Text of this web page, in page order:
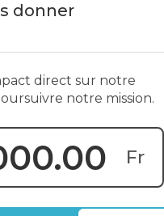
donner
direct sur notre
notre mission.
Fr